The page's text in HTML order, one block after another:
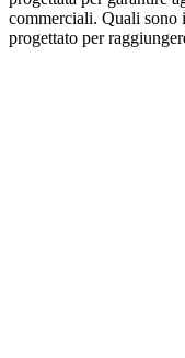
commerciali. Quali sono
progettato per